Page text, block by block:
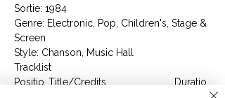
Sortie: 1984
Genre: Electronic, Pop, Children's, Stage &
Screen
Style: Chanson, Music Hall
Tracklist
Positio Title/Credits
Duratio